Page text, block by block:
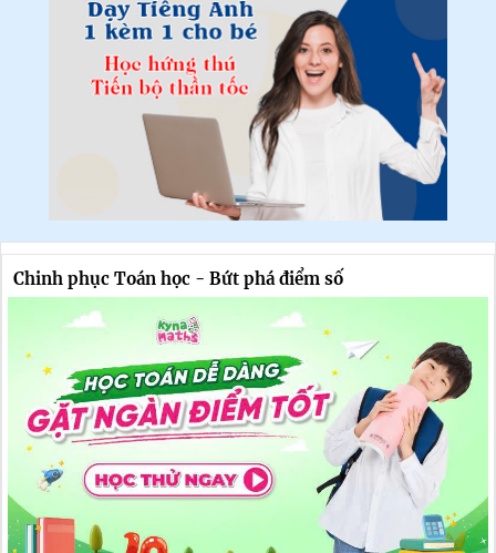
Chinh phục Toán học - Bứt phá điểm số